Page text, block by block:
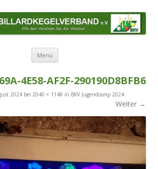
Menü Zum Inhalt springen
4E58-AF2F-290190D8BFB6
2024 bei 2040 × 1148 in BKV Jugendcamp 2024.
Weiter →